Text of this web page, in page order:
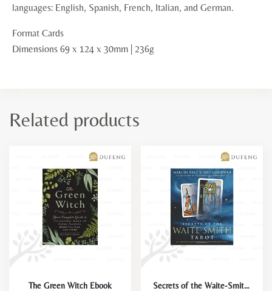
languages: English, Spanish, French, Italian, and German.
Format Cards
Dimensions 69 x 124 x 30mm | 236g
Related products
The Green Witch Ebook Secrets of the Waite-Smith Tarot Ebook